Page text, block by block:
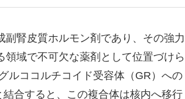
腎皮質ホルモン剤であり、その強力
域で不可欠な薬剤として位置づけら
ルココルチコイド受容体（GR）への
合すると、この複合体は核内へ移行